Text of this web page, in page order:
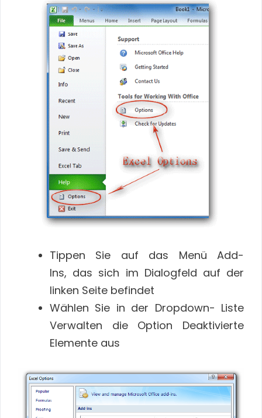
Tippen Sie auf das Menü Add-
Ins, das sich im Dialogfeld auf der
linken Seite befindet
Wählen Sie in der Dropdown- Liste
Verwalten die Option Deaktivierte
Elemente aus